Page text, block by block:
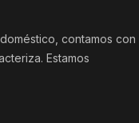
contamos con
Estamos